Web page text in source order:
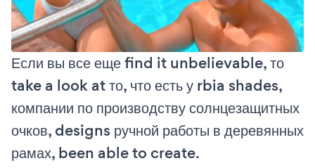
Если вы все еще find it unbelievable, то
take a look at то, что есть у rbia shades,
компании по производству солнцезащитных
очков, designs ручной работы в деревянных
рамах, been able to create.